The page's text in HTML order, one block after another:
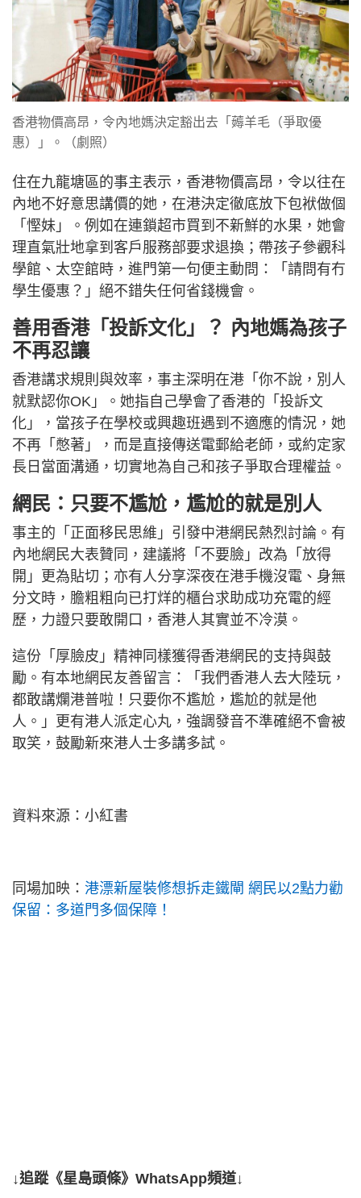
香港物價高昂，令內地媽決定豁出去「薅羊毛（爭取優
惠）」。（劇照）
住在九龍塘區的事主表示，香港物價高昂，令以往在
內地不好意思講價的她，在港決定徹底放下包袱做個
「慳妹」。例如在連鎖超市買到不新鮮的水果，她會
理直氣壯地拿到客戶服務部要求退換；帶孩子參觀科
學館、太空館時，進門第一句便主動問：「請問有冇
學生優惠？」絕不錯失任何省錢機會。
善用香港「投訴文化」？ 內地媽為孩子
不再忍讓
香港講求規則與效率，事主深明在港「你不說，別人
就默認你OK」。她指自己學會了香港的「投訴文
化」，當孩子在學校或興趣班遇到不適應的情況，她
不再「憋著」，而是直接傳送電郵給老師，或約定家
長日當面溝通，切實地為自己和孩子爭取合理權益。
網民：只要不尷尬，尷尬的就是別人
事主的「正面移民思維」引發中港網民熱烈討論。有
內地網民大表贊同，建議將「不要臉」改為「放得
開」更為貼切；亦有人分享深夜在港手機沒電、身無
分文時，膽粗粗向已打烊的櫃台求助成功充電的經
歷，力證只要敢開口，香港人其實並不冷漠。
這份「厚臉皮」精神同樣獲得香港網民的支持與鼓
勵。有本地網民友善留言：「我們香港人去大陸玩，
都敢講爛港普啦！只要你不尷尬，尷尬的就是他
人。」更有港人派定心丸，強調發音不準確絕不會被
取笑，鼓勵新來港人士多講多試。
資料來源：小紅書
同場加映： 港漂新屋裝修想拆走鐵閘 網民以2點力勸
保留：多道門多個保障！
↓追蹤《星島頭條》WhatsApp頻道↓